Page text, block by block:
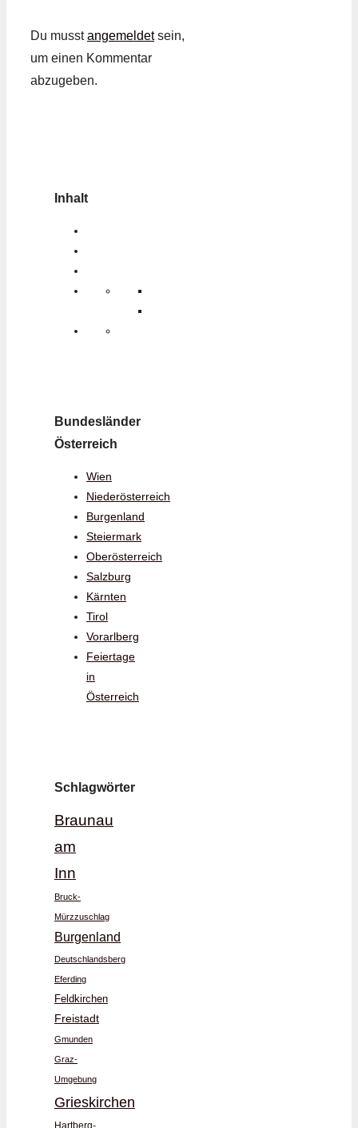
Du musstangemeldetsein,
um einen Kommentar
abzugeben.
Inhalt
Bundesländer
Österreich
Wien
Niederösterreich
Burgenland
Steiermark
Oberösterreich
Salzburg
Kärnten
Tirol
Vorarlberg
Feiertage
in
Österreich
Schlagwörter
Braunau
am
Inn
Bruck-
Mürzzuschlag
Burgenland
Deutschlandsberg
Eferding
Feldkirchen
Freistadt
Gmunden
Graz-
Umgebung
Grieskirchen
Hartberg-